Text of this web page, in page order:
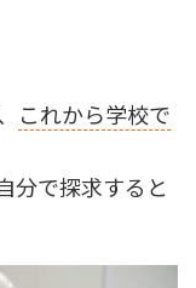
これから学校で
分で探求すると